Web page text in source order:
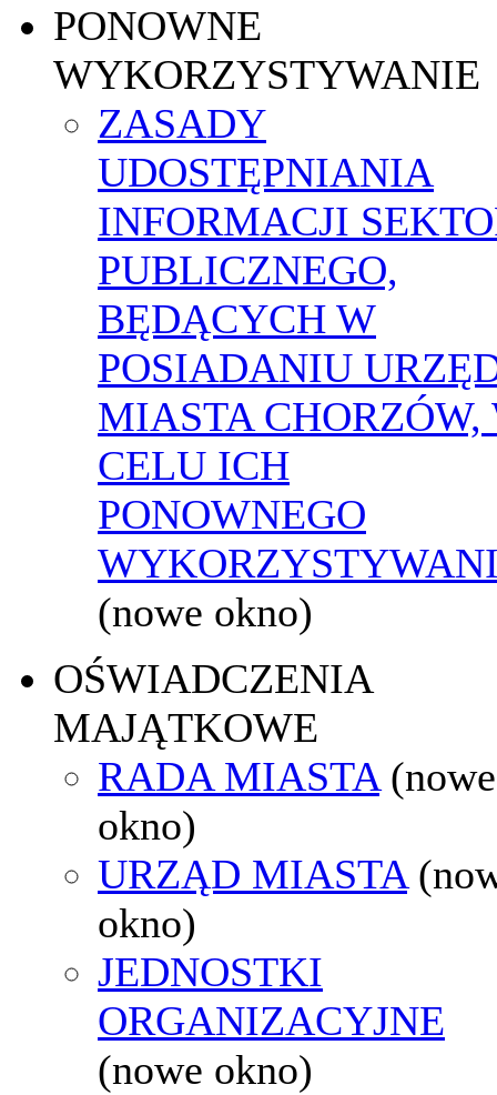
PONOWNE
WYKORZYSTYWANIE
ZASADY
UDOSTĘPNIANIA
INFORMACJI
PUBLICZNEGO,
BĘDĄCYCH W
POSIADANIU
MIASTA CHORZÓW,
CELU ICH
PONOWNEGO
(nowe okno)
OŚWIADCZENIA
MAJĄTKOWE
RADA MIASTA (nowe
okno)
URZĄD MIASTA
okno)
JEDNOSTKI
ORGANIZACYJNE
(nowe okno)